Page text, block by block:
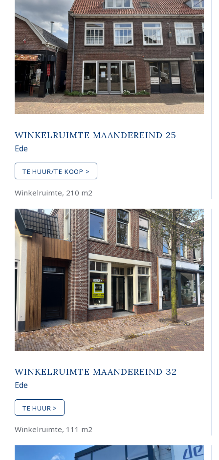
WINKELRUIMTE MAANDEREIND 25
Ede
TE HUUR/TE KOOP >
Winkelruimte, 210 m2
WINKELRUIMTE MAANDEREIND 32
Ede
TE HUUR >
Winkelruimte, 111 m2